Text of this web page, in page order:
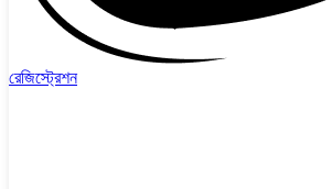
রেজিস্ট্রেশন